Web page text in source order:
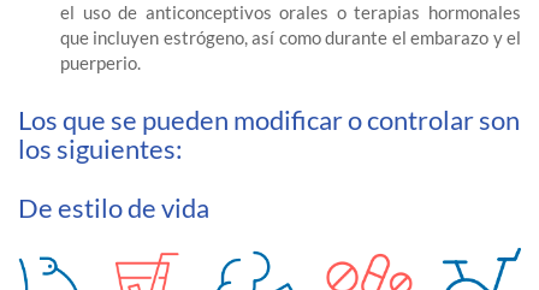
el uso de anticonceptivos orales o terapias hormonales
que incluyen estrógeno, así como durante el embarazo y el
puerperio.
Los que se pueden modificar o controlar son
los siguientes:
De estilo de vida